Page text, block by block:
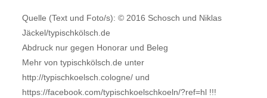
Quelle (Text und Foto/s): © 2016 Schosch und Niklas
Jäckel/typischkölsch.de
Abdruck nur gegen Honorar und Beleg
Mehr von typischkölsch.de unter
http://typischkoelsch.cologne/ und
https://facebook.com/typischkoelschkoeln/?ref=hl !!!